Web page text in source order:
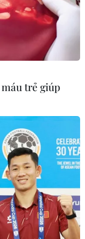
TẾ TRONG
sinh thái đồng
nghệ
hỗ trợ Lào
tự chủ
trẻ giúp